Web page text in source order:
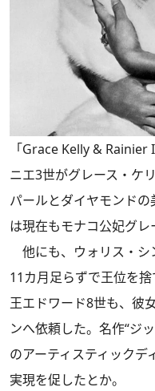
「Grace Kelly &
ニエ3世がグレース・ケ
パールとダイヤモンド
は現在もモナコ公妃グレ
他にも、ウォリス・シ
11カ月足らずで王位を
王エドワード8世も、彼
ンへ依頼した。名作“ジ
のアーティスティックデ
実現を促したとか。